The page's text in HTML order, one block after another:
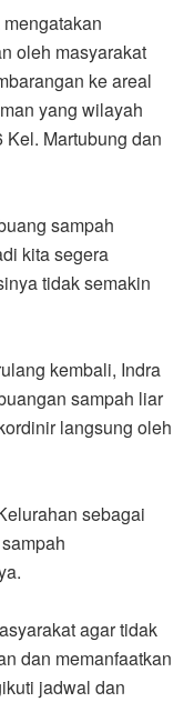
oleh masyarakat
ke areal
yang wilayah
Martubung dan
sampah
kita segera
tidak semakin
kembali, Indra
sampah liar
langsung oleh
sebagai
agar tidak
dan memanfaatkan
jadwal dan